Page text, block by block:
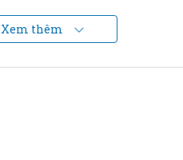
Xem thêm